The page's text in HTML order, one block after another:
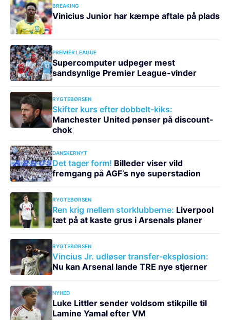
BREAKING
Vinicius Junior har kæmpe aftale på plads
PREMIER LEAGUE
Supercomputer udpeger mest
sandsynlige Premier League-vinder
RYGTEBØRSEN
Skifter kurs efter dobbelt-kiks:
Manchester United pønser på discount-
chok
DANSKERNYT
Det tager form! Billeder viser vild
fremgang på AGF’s nye superstadion
RYGTEBØRSEN
Ren krig mellem storklubberne: Liverpool
tæt på at kaste grus i Arsenals planer
RYGTEBØRSEN
Vincius Jr. udløser transfer-eksplosion:
Nu kan Arsenal lande TRE nye stjerner
NYHED
Luke Littler sender voldsom stikpille til
Lamine Yamal efter VM